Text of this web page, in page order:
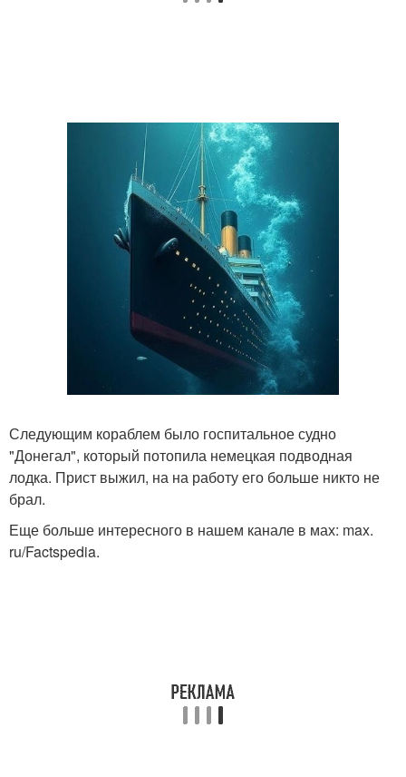
Следующим кораблем было госпитальное судно
"Донегал", который потопила немецкая подводная
лодка. Прист выжил, на на работу его больше никто не
брал.
Еще больше интересного в нашем канале в мах: max.
ru/Factspedia.